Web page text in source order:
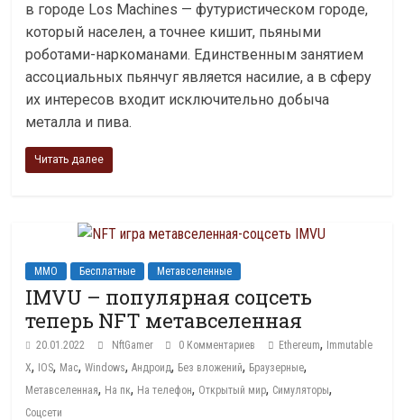
в городе Los Machines — футуристическом городе,
который населен, а точнее кишит, пьяными
роботами-наркоманами. Единственным занятием
ассоциальных пьянчуг является насилие, а в сферу
их интересов входит исключительно добыча
металла и пива.
Читать далее
MMO Бесплатные Метавселенные
IMVU – популярная соцсеть
теперь NFT метавселенная
20.01.2022 NftGamer 0 Комментариев Ethereum,
Immutable
X, IOS, Mac,Windows,Андроид,Без вложений,Браузерные,
Метавселенная, На пк, На телефон, Открытый мир, Симуляторы,
Соцсети